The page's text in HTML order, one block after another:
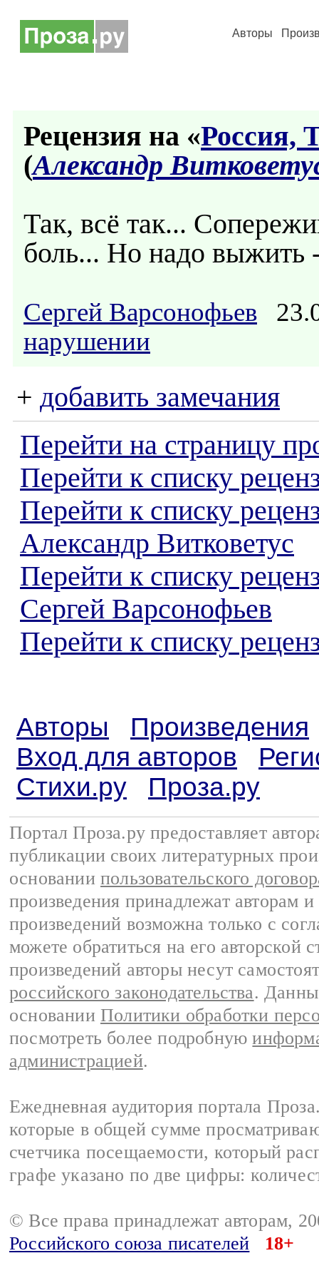
Авторы
Рецензия на «Россия,
(Александр
Так, всё так...
боль... Но надо выжить
Сергей Варсонофьев
нарушении
+ добавить замечания
Перейти на страницу
Перейти к списку
Перейти к списку
Александр Витковетус
Перейти к списку
Сергей Варсонофьев
Перейти к списку
Авторы
Произведения
Вход для авторов
Стихи.ру
Проза.ру
Портал Проза.ру предоставляет
публикации своих литературных
основании пользовательского
произведения принадлежат авторам
произведений возможна только с
можете обратиться на его авторской
произведений авторы несут
российского законодательства.
основании Политики обработки
посмотреть более подробную
администрацией.
Ежедневная аудитория портала
которые в общей сумме
счетчика посещаемости, который
графе указано по две цифры:
© Все права принадлежат авторам,
Российского союза писателей
18+